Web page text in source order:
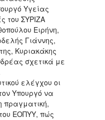
Υγείας
του ΣΥΡΙΖΑ
Ειρήνη,
Γιάννης,
Κυριακάκης
σχετικά με
ελέγχου οι
Υπουργό να
πραγματική,
ΕΟΠΥΥ, πώς